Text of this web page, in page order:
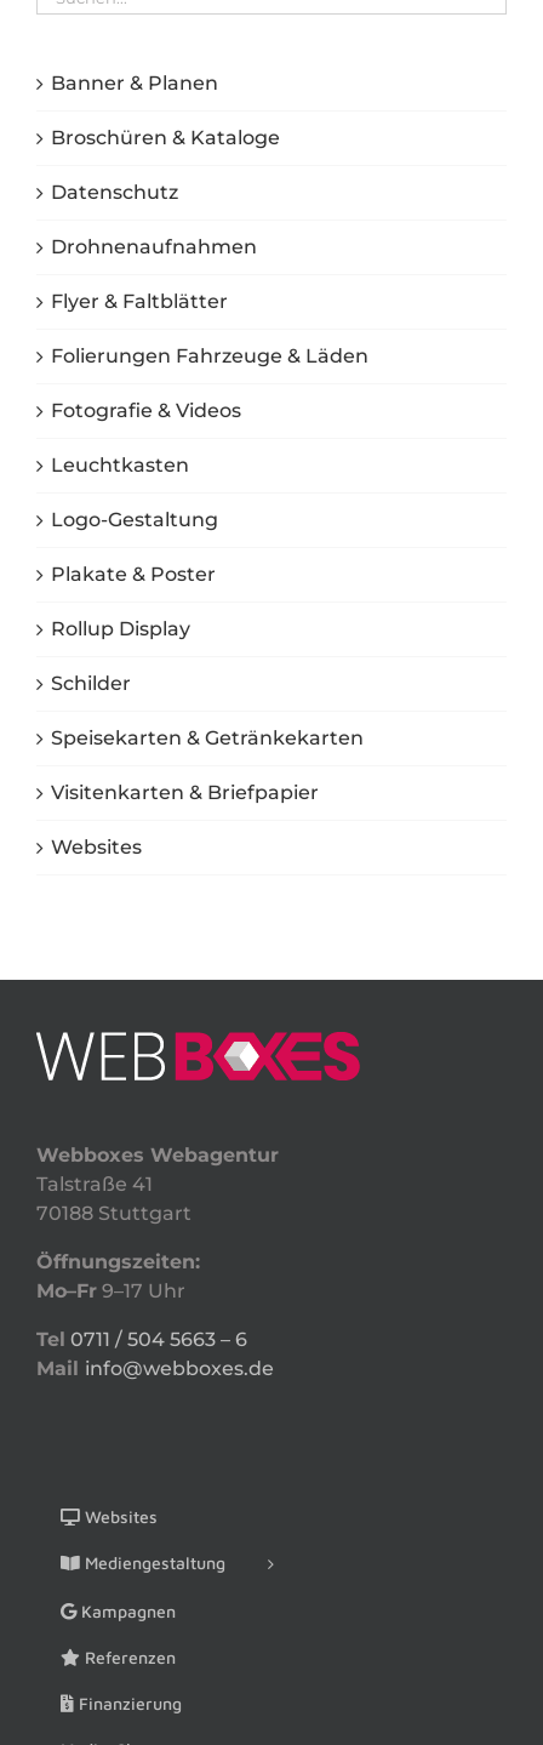
Banner & Planen
Broschüren & Kataloge
Datenschutz
Drohnenaufnahmen
Flyer & Faltblätter
Folierungen Fahrzeuge & Läden
Fotografie & Videos
Leuchtkasten
Logo-Gestaltung
Plakate & Poster
Rollup Display
Schilder
Speisekarten & Getränkekarten
Visitenkarten & Briefpapier
Websites
Webboxes Webagentur
Talstraße 41
70188 Stuttgart
Öffnungszeiten:
Mo–Fr 9–17 Uhr
Tel 0711 / 504 5663 – 6
Mail info@webboxes.de
Websites
Mediengestaltung
Kampagnen
Referenzen
Finanzierung